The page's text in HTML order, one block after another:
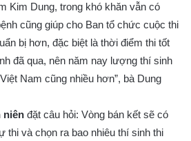
Kim Dung, trong khó khăn vẫn có
cũng giúp cho Ban tổ chức cuộc thi
bị hơn, đặc biệt là thời điểm thi tốt
đã qua, nên năm nay lượng thí sinh
Nam cũng nhiều hơn”, bà Dung
niên đặt câu hỏi: Vòng bán kết sẽ có
thi và chọn ra bao nhiêu thí sinh thi